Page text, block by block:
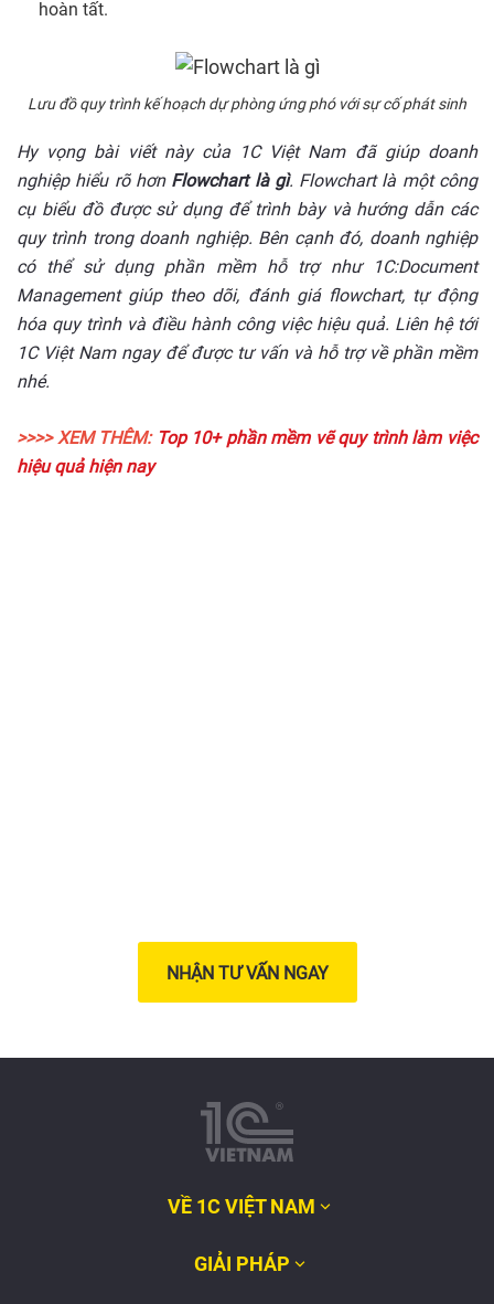
hoàn tất.
Lưu đồ quy trình kế hoạch dự phòng ứng phó với sự cố phát sinh
Hy vọng bài viết này của 1C Việt Nam đã giúp doanh
nghiệp hiểu rõ hơn Flowchart là gì. Flowchart là một công
cụ biểu đồ được sử dụng để trình bày và hướng dẫn các
quy trình trong doanh nghiệp. Bên cạnh đó, doanh nghiệp
có thể sử dụng phần mềm hỗ trợ như 1C:Document
Management giúp theo dõi, đánh giá flowchart, tự động
hóa quy trình và điều hành công việc hiệu quả. Liên hệ tới
1C Việt Nam ngay để được tư vấn và hỗ trợ về phần mềm
nhé.
>>>> XEM THÊM: Top 10+ phần mềm vẽ quy trình làm việc
hiệu quả hiện nay
NHẬN TƯ VẤN NGAY
VỀ 1C VIỆT NAM
GIẢI PHÁP